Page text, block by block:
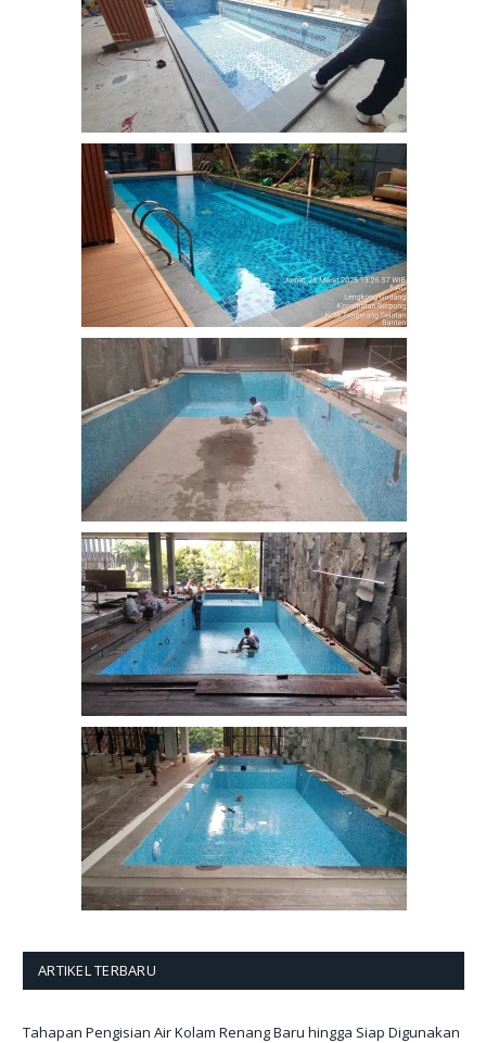
ARTIKEL TERBARU
Tahapan Pengisian Air Kolam Renang Baru hingga Siap Digunakan